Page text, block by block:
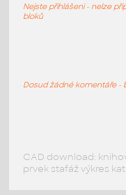
RFA
HM
Nejste přihlášeni - nelze
bloků
Dosud žádné komentáře -
CAD download:
prvek stafáž výkres